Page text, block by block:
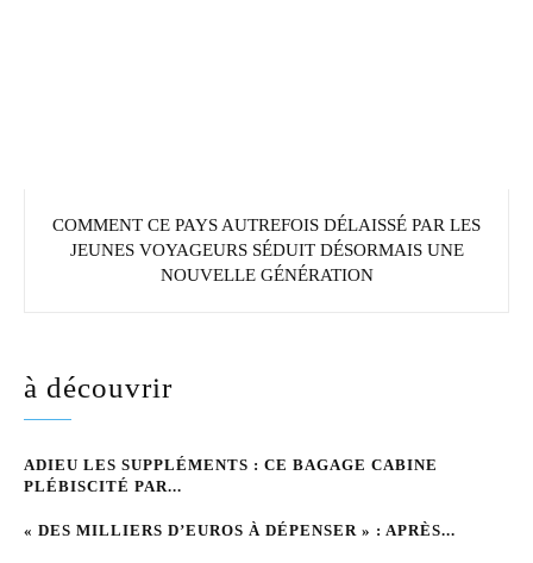
COMMENT CE PAYS AUTREFOIS DÉLAISSÉ PAR LES
JEUNES VOYAGEURS SÉDUIT DÉSORMAIS UNE
NOUVELLE GÉNÉRATION
à découvrir
ADIEU LES SUPPLÉMENTS : CE BAGAGE CABINE
PLÉBISCITÉ PAR...
« DES MILLIERS D’EUROS À DÉPENSER » : APRÈS...